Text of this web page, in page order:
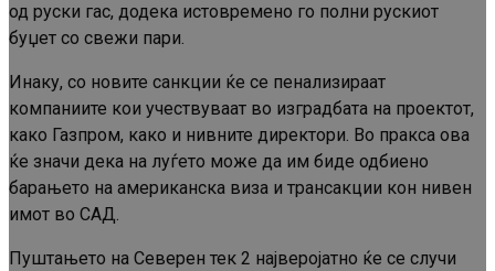
од руски гас, додека истовремено го полни рускиот
буџет со свежи пари.
Инаку, со новите санкции ќе се пенализираат
компаниите кои учествуваат во изградбата на проектот,
како Газпром, како и нивните директори. Во пракса ова
ќе значи дека на луѓето може да им биде одбиено
барањето на американска виза и трансакции кон нивен
имот во САД.
Пуштањето на Северен тек 2 најверојатно ќе се случи